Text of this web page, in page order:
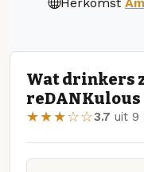
Wat drinkers
reDANKulous
★★★☆☆3.7 uit 9